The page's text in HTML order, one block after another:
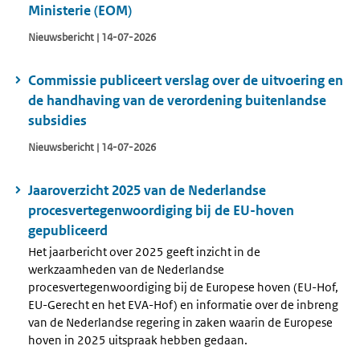
Ministerie (EOM)
Nieuwsbericht | 14-07-2026
Commissie publiceert verslag over de uitvoering en
de handhaving van de verordening buitenlandse
subsidies
Nieuwsbericht | 14-07-2026
Jaaroverzicht 2025 van de Nederlandse
procesvertegenwoordiging bij de EU-hoven
gepubliceerd
Het jaarbericht over 2025 geeft inzicht in de
werkzaamheden van de Nederlandse
procesvertegenwoordiging bij de Europese hoven (EU-Hof,
EU-Gerecht en het EVA-Hof) en informatie over de inbreng
van de Nederlandse regering in zaken waarin de Europese
hoven in 2025 uitspraak hebben gedaan.